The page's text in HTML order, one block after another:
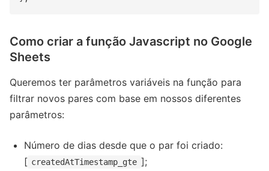
Como criar a função Javascript no Google
Sheets
Queremos ter parâmetros variáveis na função para
filtrar novos pares com base em nossos diferentes
parâmetros:
Número de dias desde que o par foi criado:
[ createdAtTimestamp_gte ];